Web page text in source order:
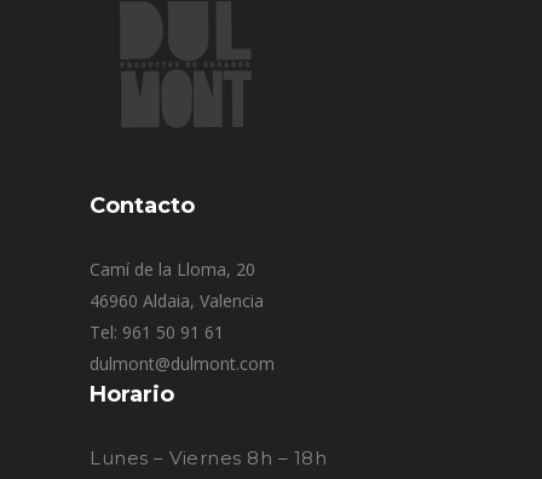
Contacto
Camí de la Lloma, 20
46960 Aldaia, Valencia
Tel: 961 50 91 61
dulmont@dulmont.com
Horario
Lunes – Viernes 8h – 18h